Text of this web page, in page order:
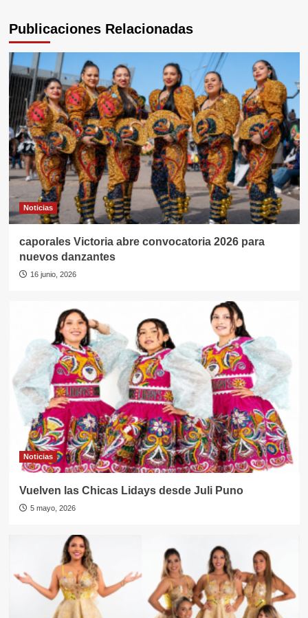
Publicaciones Relacionadas
Noticias
caporales Victoria abre convocatoria 2026 para
nuevos danzantes
16 junio, 2026
Noticias
Vuelven las Chicas Lidays desde Juli Puno
5 mayo, 2026